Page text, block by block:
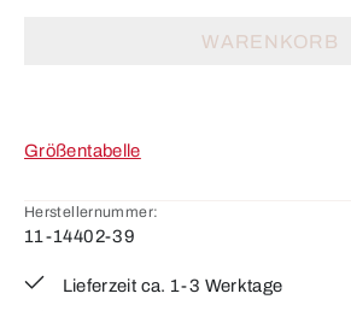
WARENKORB
Größentabelle
Herstellernummer:
11-14402-39
Lieferzeit ca. 1-3 Werktage